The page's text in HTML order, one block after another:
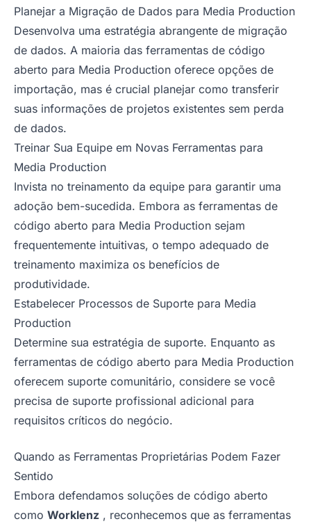
Planejar a Migração de Dados para Media Production
Desenvolva uma estratégia abrangente de migração
de dados. A maioria das ferramentas de código
aberto para Media Production oferece opções de
importação, mas é crucial planejar como transferir
suas informações de projetos existentes sem perda
de dados.
Treinar Sua Equipe em Novas Ferramentas para
Media Production
Invista no treinamento da equipe para garantir uma
adoção bem-sucedida. Embora as ferramentas de
código aberto para Media Production sejam
frequentemente intuitivas, o tempo adequado de
treinamento maximiza os benefícios de
produtividade.
Estabelecer Processos de Suporte para Media
Production
Determine sua estratégia de suporte. Enquanto as
ferramentas de código aberto para Media Production
oferecem suporte comunitário, considere se você
precisa de suporte profissional adicional para
requisitos críticos do negócio.
Quando as Ferramentas Proprietárias Podem Fazer
Sentido
Embora defendamos soluções de código aberto
como Worklenz , reconhecemos que as ferramentas